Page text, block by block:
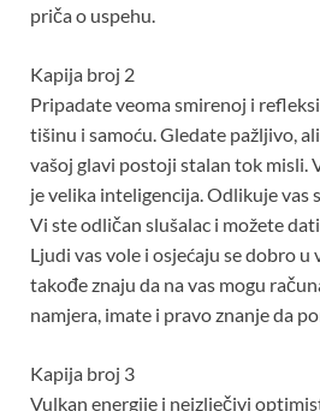
priča o uspehu.
Kapija broj 2
Pripadate veoma smirenoj i
tišinu i samoću. Gledate pažljivo,
vašoj glavi postoji stalan tok misli.
je velika inteligencija. Odlikuje vas
Vi ste odličan slušalac i možete
Ljudi vas vole i osjećaju se dobro u
takođe znaju da na vas mogu
namjera, imate i pravo znanje da
Kapija broj 3
Vulkan energije i neizlječivi